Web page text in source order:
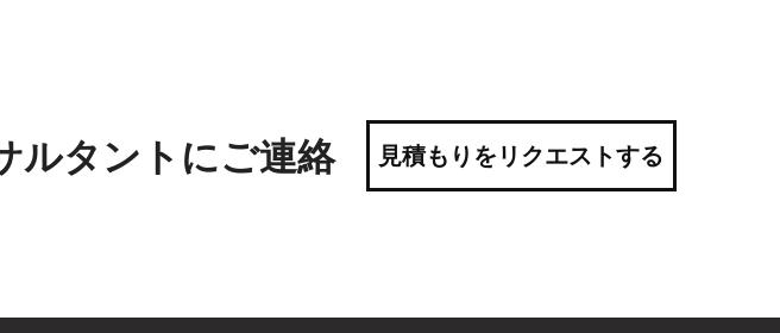
ルタントにご連絡
見積もりをリクエストする